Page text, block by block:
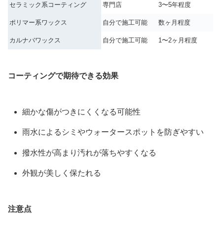
セラミック系コーティング 専門店 3〜5年程度
ポリマー系ワックス 自分で施工可能 数ヶ月程度
カルナバワックス 自分で施工可能 1〜2ヶ月程度
コーティングで期待できる効果
細かな傷がつきにくくなる可能性
雨水によるシミやウォータースポットを防ぎやすい
撥水性が高まり汚れが落ちやすくなる
外観が美しく保たれる
注意点